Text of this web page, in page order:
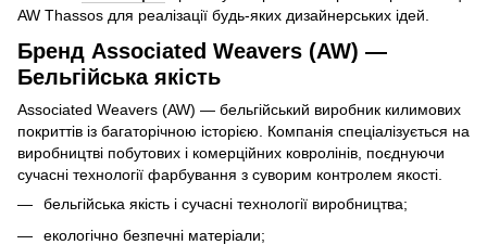
AW Thassos для реалізації будь-яких дизайнерських ідей.
Бренд Associated Weavers (AW) —
Бельгійська якість
Associated Weavers (AW) — бельгійський виробник килимових
покриттів із багаторічною історією. Компанія спеціалізується на
виробництві побутових і комерційних ковролінів, поєднуючи
сучасні технології фарбування з суворим контролем якості.
бельгійська якість і сучасні технології виробництва;
екологічно безпечні матеріали;